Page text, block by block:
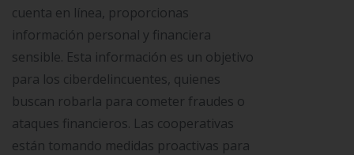
cuenta en línea, proporcionas
información personal y financiera
sensible. Esta información es un objetivo
para los ciberdelincuentes, quienes
buscan robarla para cometer fraudes o
ataques financieros. Las cooperativas
están tomando medidas proactivas para